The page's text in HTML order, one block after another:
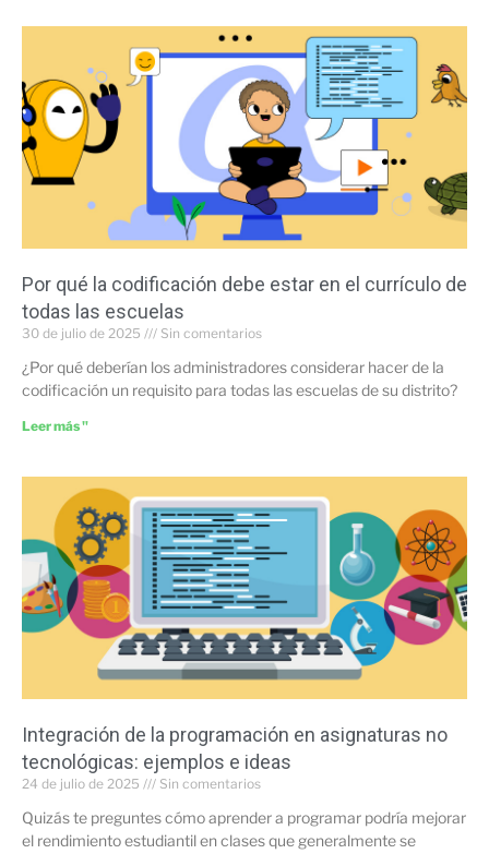
Por qué la codificación debe estar en el currículo de
todas las escuelas
30 de julio de 2025 Sin comentarios
¿Por qué deberían los administradores considerar hacer de la
codificación un requisito para todas las escuelas de su distrito?
Leer más "
Integración de la programación en asignaturas no
tecnológicas: ejemplos e ideas
24 de julio de 2025 Sin comentarios
Quizás te preguntes cómo aprender a programar podría mejorar
el rendimiento estudiantil en clases que generalmente se